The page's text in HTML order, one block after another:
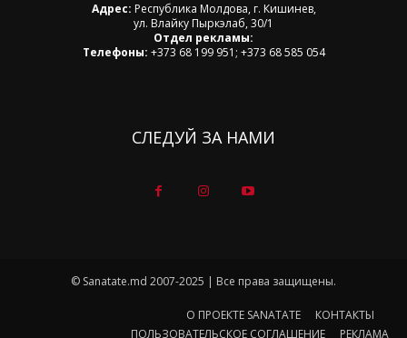
Адрес: Республика Молдова, г. Кишинев,
ул. Влайку Пыркэлаб, 30/1
Отдел рекламы:
Телефоны: +373 68 199 951; +373 68 585 054
СЛЕДУЙ ЗА НАМИ
© Sanatate.md 2007-2025 | Все права защищены.
О ПРОЕКТЕ SANATATE
КОНТАКТЫ
ПОЛЬЗОВАТЕЛЬСКОЕ СОГЛАШЕНИЕ
РЕКЛАМА